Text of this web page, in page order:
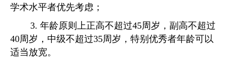
学术水平者优先考虑；
3. 年龄原则上正高不超过45周岁，副高不超过
40周岁，中级不超过35周岁，特别优秀者年龄可以
适当放宽。